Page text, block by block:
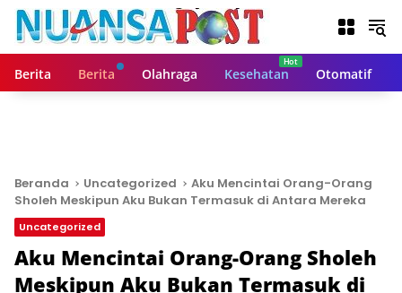
Berita Berita Olahraga Kesehatan Otomatif
Beranda Uncategorized
Aku Mencintai Orang-Orang
Sholeh Meskipun Aku Bukan Termasuk di Antara Mereka
Uncategorized
Aku Mencintai Orang-Orang Sholeh
Meskipun Aku Bukan Termasuk di